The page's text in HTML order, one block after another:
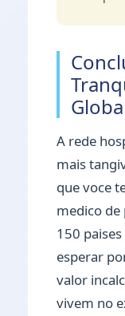
A rede
mais
que voce
medico
150
esperar
valor
vivem no